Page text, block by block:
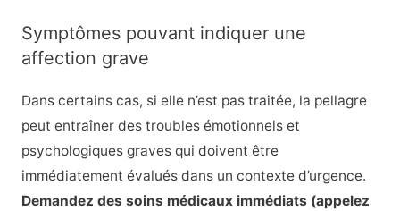
Symptômes pouvant indiquer une
affection grave
Dans certains cas, si elle n’est pas traitée, la pellagre
peut entraîner des troubles émotionnels et
psychologiques graves qui doivent être
immédiatement évalués dans un contexte d’urgence.
Demandez des soins médicaux immédiats (appelez